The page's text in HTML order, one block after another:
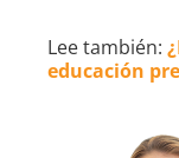
Lee también:
educación